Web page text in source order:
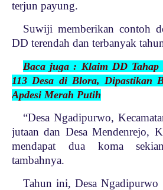
terjun payung.
Suwiji memberikan contoh
DD terendah dan terbanyak
Baca juga : Klaim DD Tahap
113 Desa di Blora, Dipastikan
Apdesi Merah Putih
“Desa Ngadipurwo,
jutaan dan Desa Mendenrejo,
mendapat dua koma
tambahnya.
Tahun ini, Desa